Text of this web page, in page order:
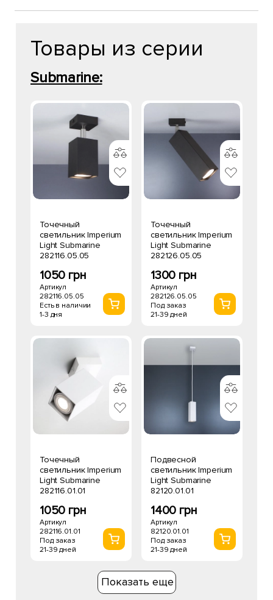
Товары из серии
Submarine:
Точечный
светильник Imperium
Light Submarine
282116.05.05
1050 грн
Артикул
282116.05.05
Есть в наличии
1-3 дня
Точечный
светильник Imperium
Light Submarine
282126.05.05
1300 грн
Артикул
282126.05.05
Под заказ
21-39 дней
Точечный
светильник Imperium
Light Submarine
282116.01.01
1050 грн
Артикул
282116.01.01
Под заказ
21-39 дней
Подвесной
светильник Imperium
Light Submarine
82120.01.01
1400 грн
Артикул
82120.01.01
Под заказ
21-39 дней
Показать еще